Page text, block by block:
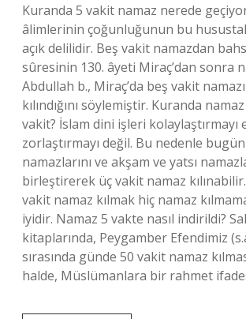
Kuranda 5 vakit namaz nerede
âlimlerinin çoğunluğunun bu
açık delilidir. Beş vakit namazdan
sûresinin 130. âyeti Miraç’dan sonra
Abdullah b., Miraç’da beş vakit
kılındığını söylemiştir. Kuranda
vakit? İslam dini işleri kolaylaştırmayı
zorlaştırmayı değil. Bu nedenle
namazlarını ve akşam ve yatsı
birleştirerek üç vakit namaz
vakit namaz kılmak hiç namaz
iyidir. Namaz 5 vakte nasıl indirildi?
kitaplarında, Peygamber Efendimiz
sırasında günde 50 vakit namaz
halde, Müslümanlara bir rahmet